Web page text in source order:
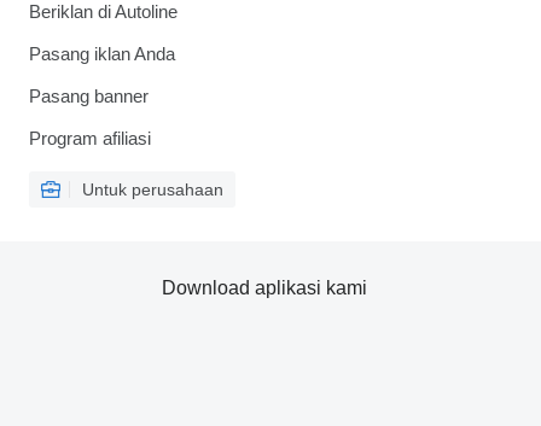
Beriklan di Autoline
Pasang iklan Anda
Pasang banner
Program afiliasi
Untuk perusahaan
Download aplikasi kami